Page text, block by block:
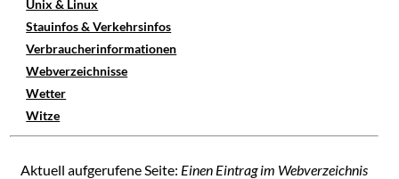
Unix & Linux
Stauinfos & Verkehrsinfos
Verbraucherinformationen
Webverzeichnisse
Wetter
Witze
Aktuell aufgerufene Seite: Einen Eintrag im Webverzeichnis